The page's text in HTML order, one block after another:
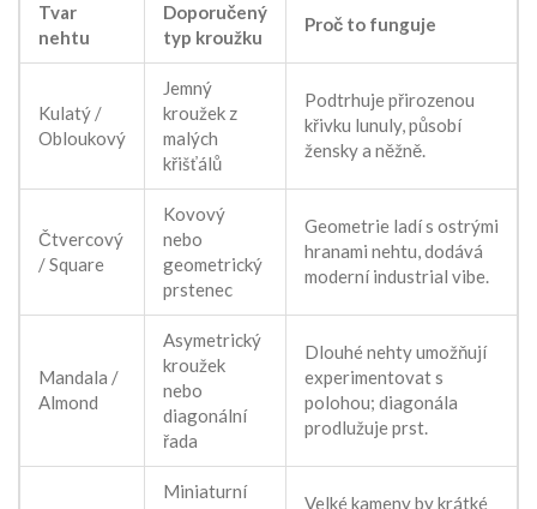
Tvar
nehtu
Doporučený
typ kroužku
Proč to funguje
Kulatý /
Obloukový
Jemný
kroužek z
malých
křišťálů
Podtrhuje přirozenou
křivku lunuly, působí
žensky a něžně.
Čtvercový
/ Square
Kovový
nebo
geometrický
prstenec
Geometrie ladí s ostrými
hranami nehtu, dodává
moderní industrial vibe.
Mandala /
Almond
Asymetrický
kroužek
nebo
diagonální
řada
Dlouhé nehty umožňují
experimentovat s
polohou; diagonála
prodlužuje prst.
Miniaturní
Velké kameny by krátké